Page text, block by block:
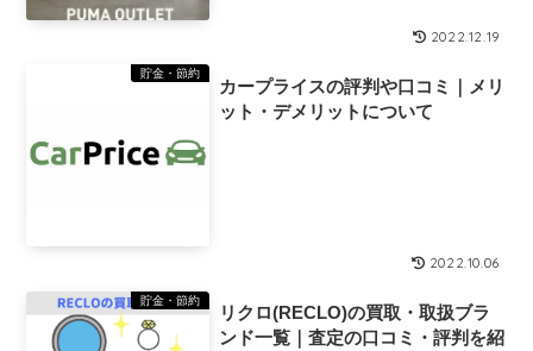
2022.12.19
貯金・節約
カープライスの評判や口コミ｜メリ
ット・デメリットについて
2022.10.06
貯金・節約
リクロ(RECLO)の買取・取扱ブラ
ンド一覧｜査定の口コミ・評判を紹